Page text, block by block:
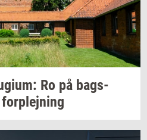
Ro på bags­
for­plej­ning